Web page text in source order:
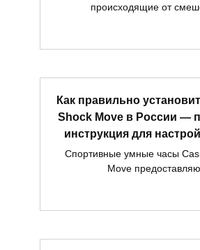
происходящие от
Как правильно
Shock Move в России —
инструкция для
Спортивные умные часы
Move